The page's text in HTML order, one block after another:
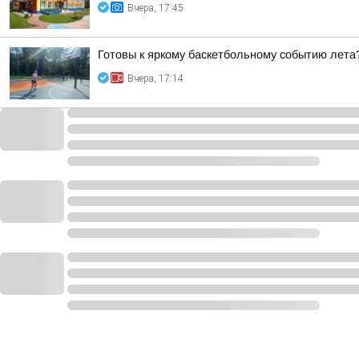
Вчера, 17:45
Готовы к яркому баскетбольному событию
Вчера, 17:14